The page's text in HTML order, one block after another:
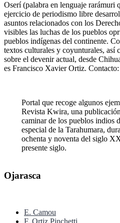
Oserí (palabra en lenguaje rarámuri
ejercicio de periodismo libre
asuntos relacionados con los
visibles las luchas de los pueblos
pueblos indígenas del continente.
textos culturales y coyunturales, así
sobre el devenir actual, desde
es Francisco Xavier Ortiz.
Portal que recoge algunos
Revista Kwira, una
caminar de los pueblos indios
especial de la Tarahumara,
ochenta y noventa del siglo
presente siglo.
Ojarasca
E. Camou
F. Ortiz Pinchetti